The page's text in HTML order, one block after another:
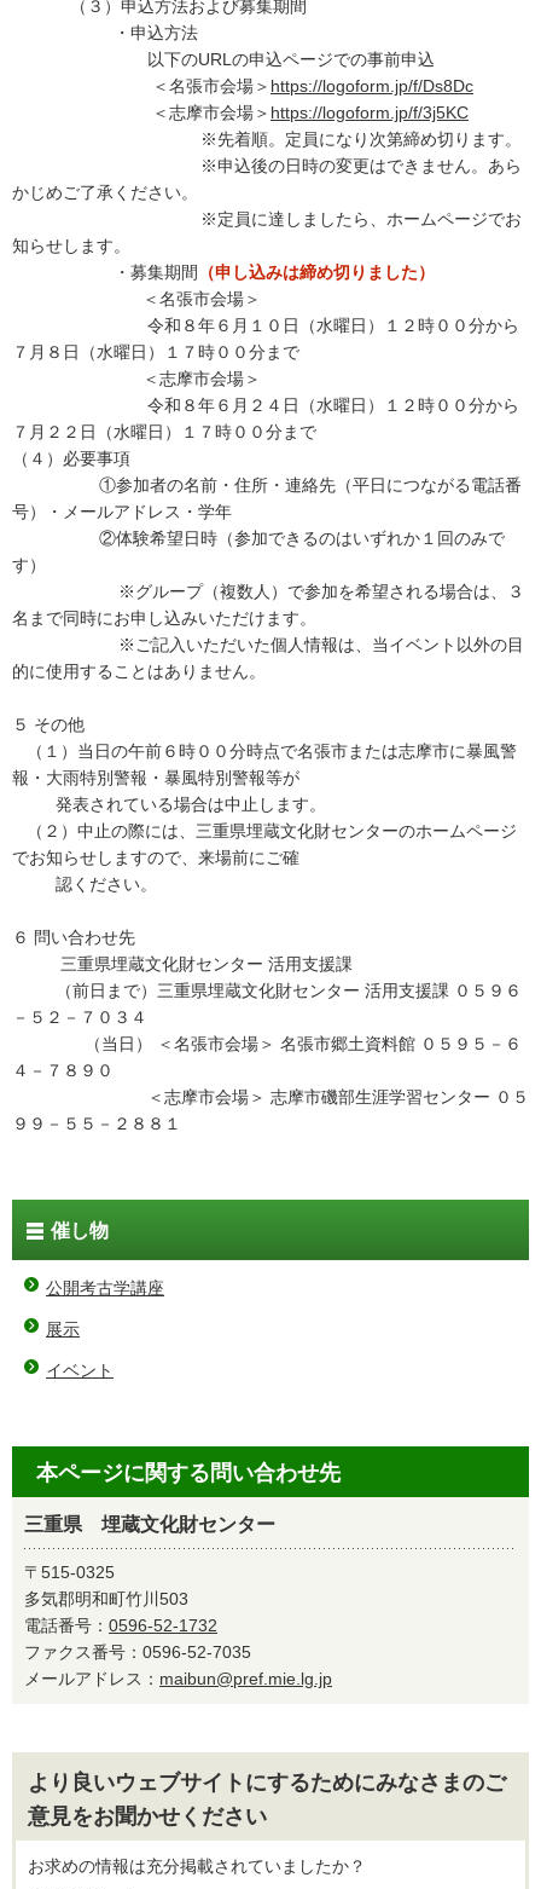
（３）申込方法および募集期間
・申込方法
以下のURLの申込ページでの事前申込
＜名張市会場＞ https://logoform.jp/f/Ds8Dc
＜志摩市会場＞ https://logoform.jp/f/3j5KC
※先着順。定員になり次第締め切ります。
※申込後の日時の変更はできません。あら
かじめご了承ください。
※定員に達しましたら、ホームページでお
知らせします。
・募集期間
（申し込みは締め切りました）
＜名張市会場＞
令和８年６月１０日（水曜日）１２時００分から
７月８日（水曜日）１７時００分まで
＜志摩市会場＞
令和８年６月２４日（水曜日）１２時００分から
７月２２日（水曜日）１７時００分まで
（４）必要事項
①参加者の名前・住所・連絡先（平日につながる電話番
号）・メールアドレス・学年
②体験希望日時（参加できるのはいずれか１回のみで
す）
※グループ（複数人）で参加を希望される場合は、３
名まで同時にお申し込みいただけます。
※ご記入いただいた個人情報は、当イベント以外の目
的に使用することはありません。
５ その他
（１）当日の午前６時００分時点で名張市または志摩市に暴風警
報・大雨特別警報・暴風特別警報等が
発表されている場合は中止します。
（２）中止の際には、三重県埋蔵文化財センターのホームページ
でお知らせしますので、来場前にご確
認ください。
６ 問い合わせ先
三重県埋蔵文化財センター 活用支援課
（前日まで）三重県埋蔵文化財センター 活用支援課 ０５９６
－５２－７０３４
（当日） ＜名張市会場＞ 名張市郷土資料館 ０５９５－６
４－７８９０
＜志摩市会場＞ 志摩市磯部生涯学習センター ０５
９９－５５－２８８１
催し物
公開考古学講座
展示
イベント
本ページに関する問い合わせ先
三重県 埋蔵文化財センター
〒515-0325
多気郡明和町竹川503
電話番号： 0596-52-1732
ファクス番号：0596-52-7035
メールアドレス： maibun@pref.mie.lg.jp
より良いウェブサイトにするためにみなさまのご
意見をお聞かせください
お求めの情報は充分掲載されていましたか？